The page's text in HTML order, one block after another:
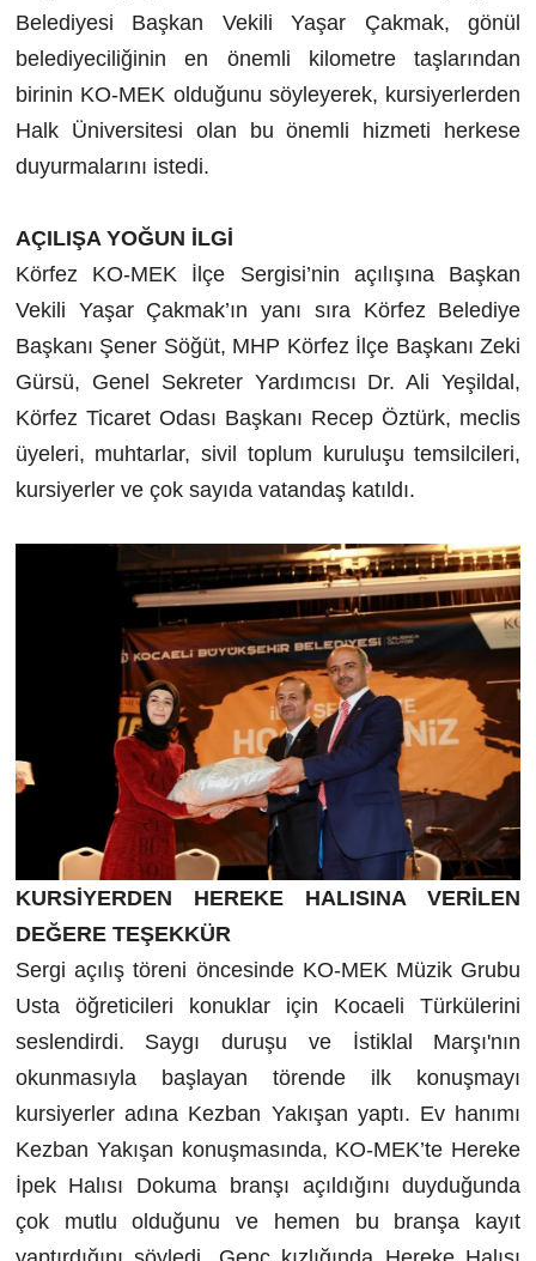
Belediyesi Başkan Vekili Yaşar Çakmak, gönül
belediyeciliğinin en önemli kilometre taşlarından
birinin KO-MEK olduğunu söyleyerek, kursiyerlerden
Halk Üniversitesi olan bu önemli hizmeti herkese
duyurmalarını istedi.
AÇILIŞA YOĞUN İLGİ
Körfez KO-MEK İlçe Sergisi’nin açılışına Başkan
Vekili Yaşar Çakmak’ın yanı sıra Körfez Belediye
Başkanı Şener Söğüt, MHP Körfez İlçe Başkanı Zeki
Gürsü, Genel Sekreter Yardımcısı Dr. Ali Yeşildal,
Körfez Ticaret Odası Başkanı Recep Öztürk, meclis
üyeleri, muhtarlar, sivil toplum kuruluşu temsilcileri,
kursiyerler ve çok sayıda vatandaş katıldı.
KURSİYERDEN HEREKE HALISINA VERİLEN
DEĞERE TEŞEKKÜR
Sergi açılış töreni öncesinde KO-MEK Müzik Grubu
Usta öğreticileri konuklar için Kocaeli Türkülerini
seslendirdi. Saygı duruşu ve İstiklal Marşı'nın
okunmasıyla başlayan törende ilk konuşmayı
kursiyerler adına Kezban Yakışan yaptı. Ev hanımı
Kezban Yakışan konuşmasında, KO-MEK’te Hereke
İpek Halısı Dokuma branşı açıldığını duyduğunda
çok mutlu olduğunu ve hemen bu branşa kayıt